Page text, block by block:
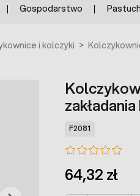
Gospodarstwo
i kolczyki >
F2081
64,32 zł